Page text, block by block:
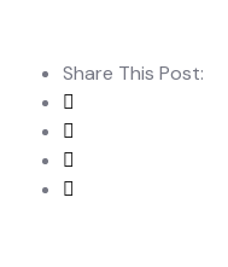
Share This Post: